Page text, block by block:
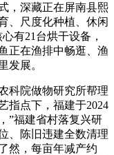
深藏正在屏南县熙
、尺度化种植、休闲
有21台烘干设备，
正在渔排中畅逛、渔
发展。
院做物研究所帮理
指点下，福建于2024
”福建省村落复兴研
、陈旧违建全数清理
然，每亩年减产约